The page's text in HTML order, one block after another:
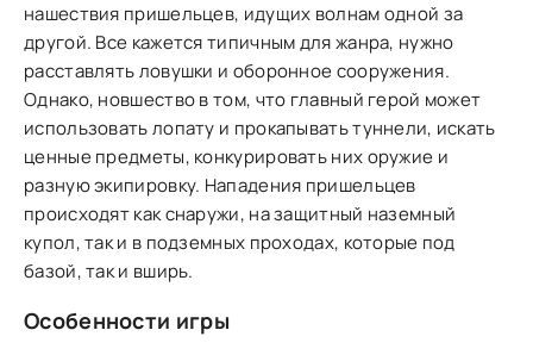
нашествия пришельцев, идущих волнам одной за
другой. Все кажется типичным для жанра, нужно
расставлять ловушки и оборонное сооружения.
Однако, новшество в том, что главный герой может
использовать лопату и прокапывать туннели, искать
ценные предметы, конкурировать них оружие и
разную экипировку. Нападения пришельцев
происходят как снаружи, на защитный наземный
купол, так и в подземных проходах, которые под
базой, так и вширь.
Особенности игры